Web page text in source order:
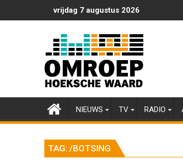
naar
vrijdag 7 augustus 2026
NIEUWS TV RADIO
TAG: /BOTSING